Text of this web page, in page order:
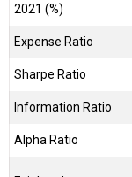
2021 (%)
Expense Ratio
Sharpe Ratio
Information Ratio
Alpha Ratio